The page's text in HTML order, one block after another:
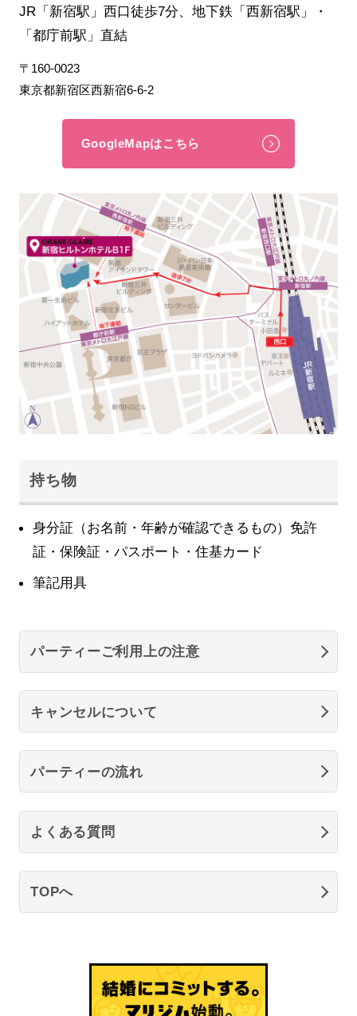
JR「新宿駅」西口徒歩7分、地下鉄「西新宿駅」・
「都庁前駅」直結
〒160-0023
東京都新宿区西新宿6-6-2
GoogleMapはこちら
持ち物
身分証（お名前・年齢が確認できるもの）免許
証・保険証・パスポート・住基カード
筆記用具
パーティーご利用上の注意
キャンセルについて
パーティーの流れ
よくある質問
TOPへ